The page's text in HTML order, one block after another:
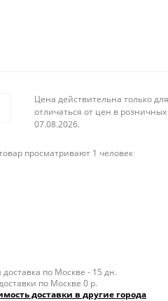
Цена действительна только
отличаться от цен в
07.08.2026.
просматривают 1 человек
по Москве - 15 дн.
по Москве 0 р.
доставки в другие города